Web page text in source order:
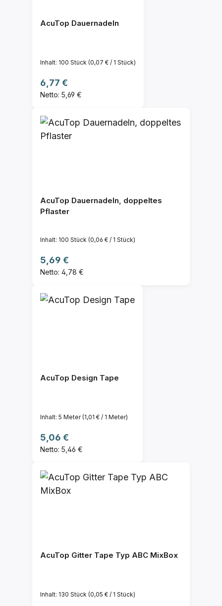
AcuTop Dauernadeln
Inhalt: 100 Stück (0,07 € / 1 Stück)
Regulärer Preis:
6,77 €
Netto: 5,69 €
AcuTop Dauernadeln, doppeltes
Pflaster
Inhalt: 100 Stück (0,06 € / 1 Stück)
Regulärer Preis:
5,69 €
Netto: 4,78 €
AcuTop Design Tape
Inhalt: 5 Meter(1,01 € / 1 Meter)
Regulärer Preis:
5,06 €
Netto: 5,46 €
AcuTop Gitter Tape Typ ABC MixBox
Inhalt: 130 Stück (0,05 € / 1 Stück)